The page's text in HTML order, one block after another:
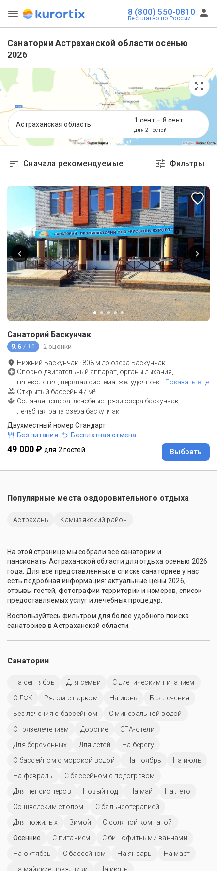
8 (800) 550-0810
Бесплатно по России
Санатории Астраханской области осенью
2026
Астраханская область
1 сент– 8 сент
для 2 гостей
Сначала рекомендуемые Фильтры
Санаторий Баскунчак
9.6 / 10 2 оценки
Нижний Баскунчак · 808 м до озера Баскунчак
Опорно-двигательный аппарат, органы дыхания,
гинекология, нервная система, желудочно-к… Показать еще
Открытый бассейн 47 м²
Соляная пещера, лечебные грязи озера баскунчак,
лечебная рапа озера баскунчак
Двухместный номер Стандарт
Без питания · Бесплатная отмена
49 000 ₽ для 2 гостей Выбрать
Популярные места оздоровительного отдыха
Астрахань Камызякский район
На этой странице мы собрали все санатории и
пансионаты Астраханской области для отдыха осенью 2026
года. Для все представленных в списке санаториев у нас
есть подробная информация: актуальные цены 2026,
отзывы гостей, фотографии территории и номеров, список
предоставляемых услуг и лечебных процедур.
Воспользуйтесь фильтром для более удобного поиска
санаториев в Астраханской области.
Санатории
На сентябрь Для семьи
С диетическим питанием
С ЛФК
Рядом с парком На июнь
Без лечения
Без лечения с бассейном
С минеральной водой
С грязелечением
Дорогие
СПА-отели
Для беременных
Для детей
На берегу
С бассейном с морской водой
На ноябрь
На июль
На февраль
С бассейном с подогревом
Для пенсионеров
Новый год На май
На лето
Со шведским столом
С бальнеотерапией
Для пожилых
Зимой
С соляной комнатой
Осенние
С питанием
С бишофитными ваннами
На октябрь
C бассейном На январь
На март
На майские праздники
На июнь